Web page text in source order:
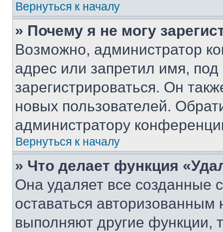
Вернуться к началу
» Почему я не могу
Возможно, администратор
адрес или запретил имя,
зарегистрироваться. Он
новых пользователей.
администратору
Вернуться к началу
» Что делает функция
Она удаляет все созданные
оставаться
выполняют другие функции,